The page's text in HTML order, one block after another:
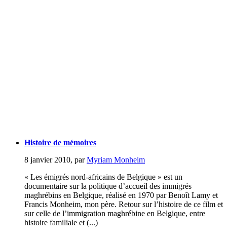
Histoire de mémoires
8 janvier 2010, parMyriam Monheim
« Les émigrés nord-africains de Belgique » est un
documentaire sur la politique d’accueil des immigrés
maghrébins en Belgique, réalisé en 1970 par Benoît Lamy et
Francis Monheim, mon père. Retour sur l’histoire de ce film et
sur celle de l’immigration maghrébine en Belgique, entre
histoire familiale et (...)